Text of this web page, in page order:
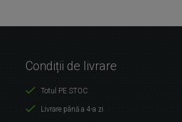
Condiții de livrare
Totul PE STOC
Livrare până a 4-a zi